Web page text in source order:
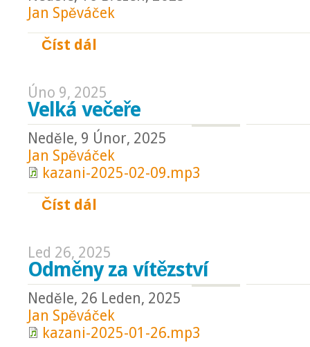
Jan Spěváček
Číst dál
Úno 9, 2025
Velká večeře
Neděle, 9 Únor, 2025
Jan Spěváček
kazani-2025-02-09.mp3
Číst dál
Led 26, 2025
Odměny za vítězství
Neděle, 26 Leden, 2025
Jan Spěváček
kazani-2025-01-26.mp3